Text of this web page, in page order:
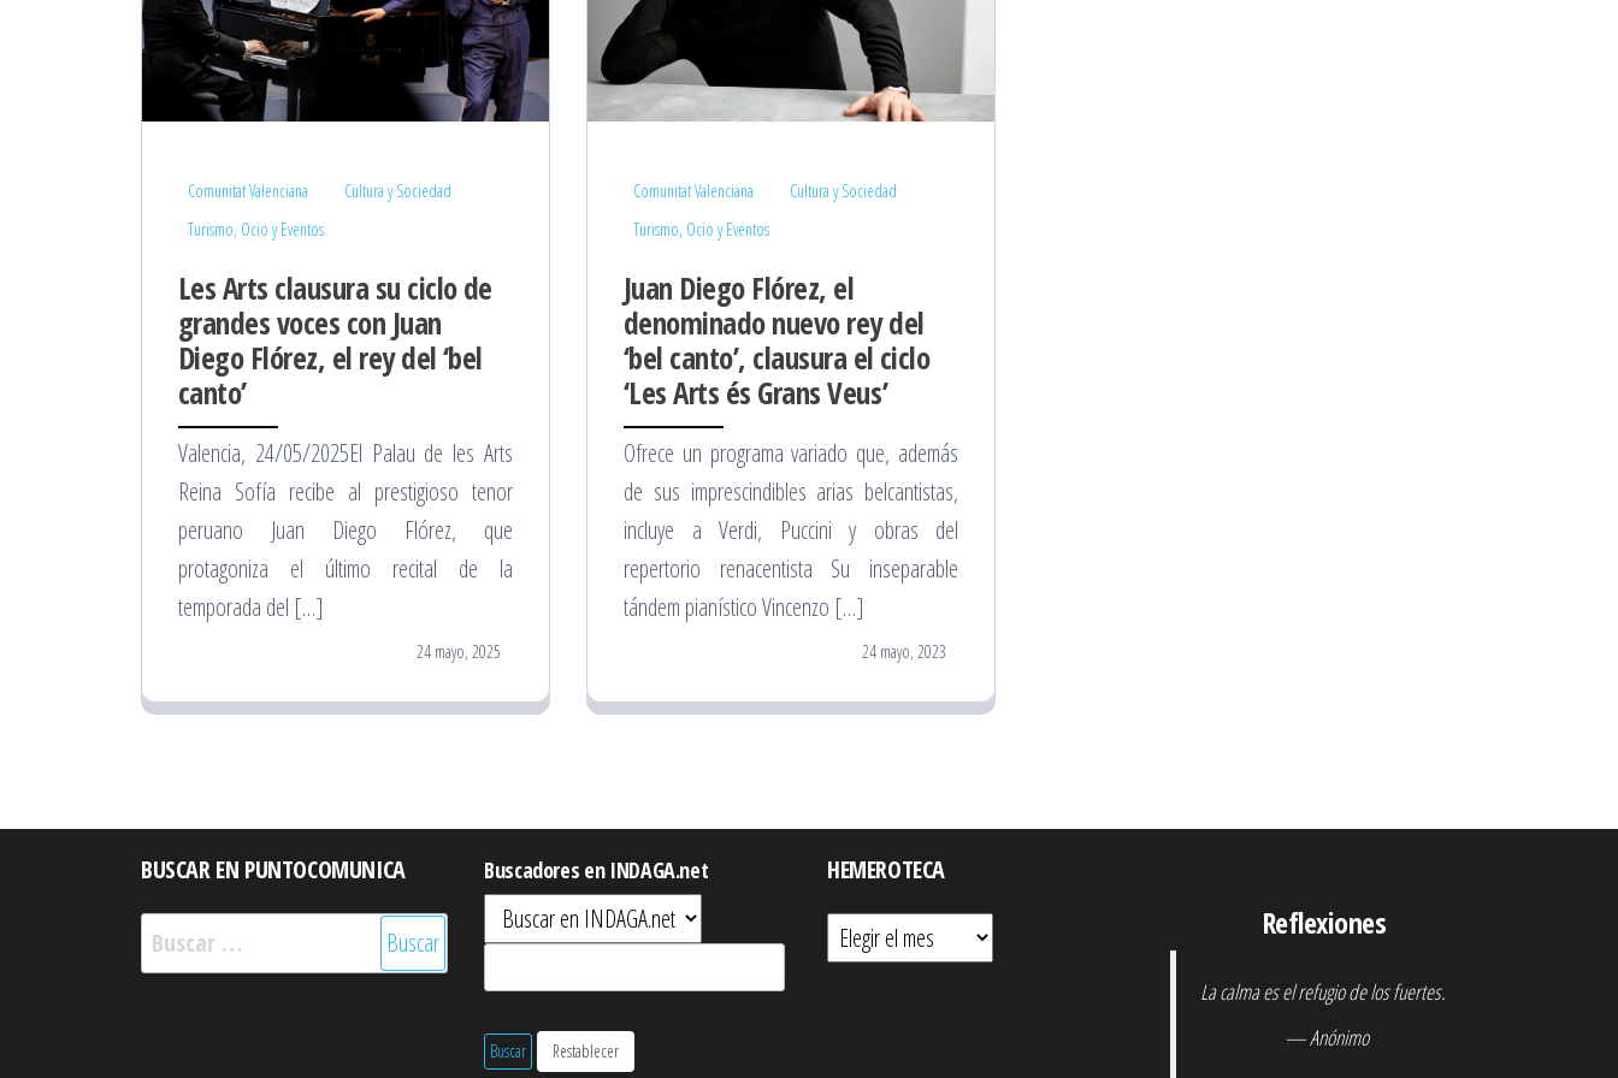
Comunitat Valenciana
Cultura y Sociedad
Turismo, Ocio y Eventos
Les Arts clausura su ciclo de
grandes voces con Juan
Diego Flórez, el rey del ‘bel
canto’
Valencia, 24/05/2025El Palau de les Arts
Reina Sofía recibe al prestigioso tenor
peruano Juan Diego Flórez, que
protagoniza el último recital de la
temporada del […]
24 mayo, 2025
Comunitat Valenciana
Cultura y Sociedad
Turismo, Ocio y Eventos
Juan Diego Flórez, el
denominado nuevo rey del
‘bel canto’, clausura el ciclo
‘Les Arts és Grans Veus’
Ofrece un programa variado que, además
de sus imprescindibles arias belcantistas,
incluye a Verdi, Puccini y obras del
repertorio renacentista Su inseparable
tándem pianístico Vincenzo […]
24 mayo, 2023
BUSCAR EN PUNTOCOMUNICA
Buscar:
Buscadores en INDAGA.net
HEMEROTECA
Hemeroteca
Reflexiones
La calma es el refugio de los fuertes.
— Anónimo